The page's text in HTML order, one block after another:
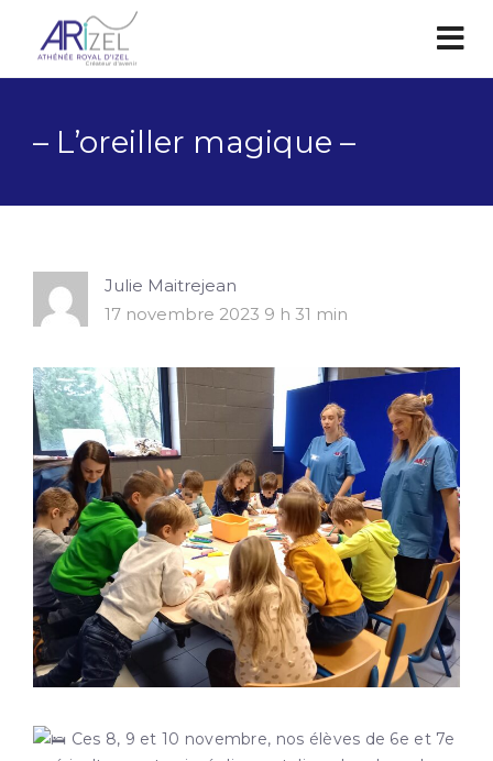
– L’oreiller magique –
Julie Maitrejean
17 novembre 2023 9 h 31 min
Ces 8, 9 et 10 novembre, nos élèves de 6e et 7e